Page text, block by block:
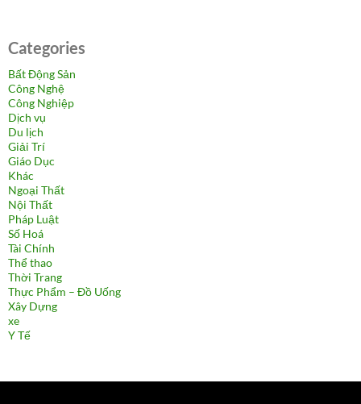
Categories
Bất Động Sản
Công Nghệ
Công Nghiệp
Dịch vụ
Du lịch
Giải Trí
Giáo Dục
Khác
Ngoại Thất
Nội Thất
Pháp Luật
Số Hoá
Tài Chính
Thể thao
Thời Trang
Thực Phẩm – Đồ Uống
Xây Dựng
xe
Y Tế